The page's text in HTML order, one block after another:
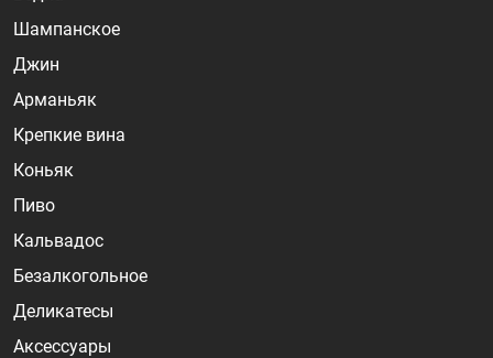
Шампанское
Джин
Арманьяк
Крепкие вина
Коньяк
Пиво
Кальвадос
Безалкогольное
Деликатесы
Аксессуары